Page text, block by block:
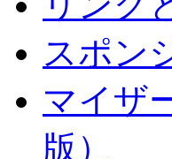
スポン
マイザ
版）